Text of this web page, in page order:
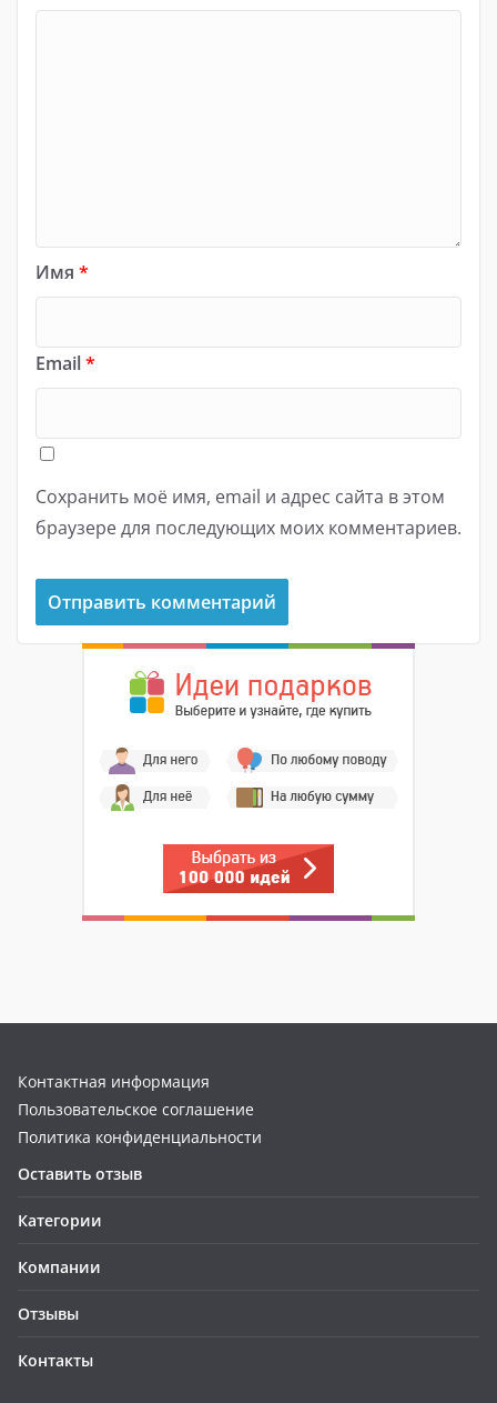
Имя *
Email*
Сохранить моё имя, email и адрес сайта в этом
браузере для последующих моих комментариев.
Контактная информация
Пользовательское соглашение
Политика конфиденциальности
Оставить отзыв
Категории
Компании
Отзывы
Контакты